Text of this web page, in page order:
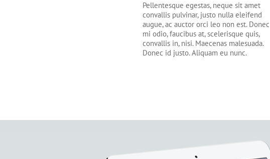
Pellentesque egestas, neque sit amet
convallis pulvinar, justo nulla eleifend
augue, ac auctor orci leo non est. Donec
mi odio, faucibus at, scelerisque quis,
convallis in, nisi. Maecenas malesuada.
Donec id justo. Aliquam eu nunc.